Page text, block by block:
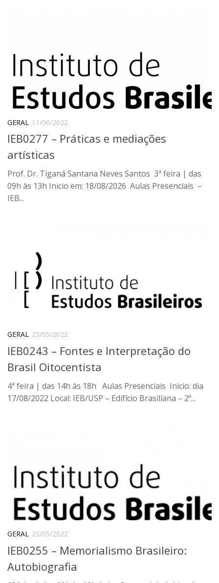
Sobre
Catálogo on-line
Consulta/Normas
Ações e Parcerias
Eventos
Manuel Correia de Andrade – o divulgador
Dedalus
Mecila
Red BAALC
Sobre
Catálogo on-line
Exposições Passadas
Reprodução
Extroversão
Projeto Brasil-África
Projeto Brasil Ciência
Dicionários
Bluteau
Medicina
GERAL 11/06/2022
IEB0277 – Práticas e mediações
artísticas
Prof. Dr. Tiganá Santana Neves Santos 3ª feira | das
09h às 13h Inicio em: 18/08/2026 Aulas Presenciais –
IEB...
GERAL 23/05/2022
IEB0243 – Fontes e Interpretação do
Brasil Oitocentista
4ª feira | das 14h às 18h Aulas Presenciais Inicio: dia
17/08/2022 Local: IEB/USP – Edifício Brasiliana – 2º...
GERAL 23/05/2022
IEB0255 – Memorialismo Brasileiro:
Autobiografia